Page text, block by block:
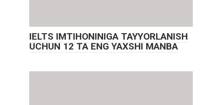
IELTS IMTIHONINIGA TAYYORLANISH
UCHUN 12 TA ENG YAXSHI MANBA